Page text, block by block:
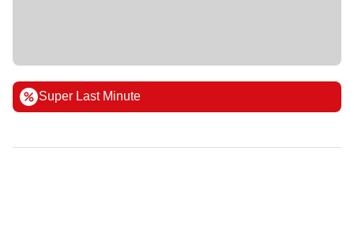
Super Last Minute